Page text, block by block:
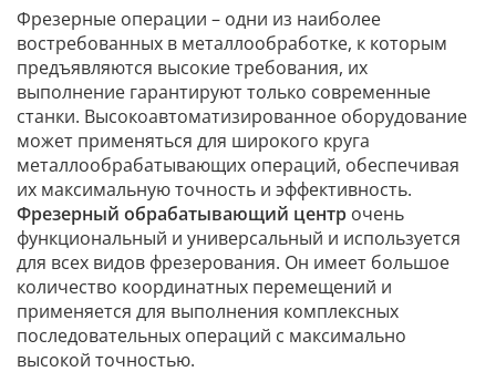
Фрезерные операции – одни из наиболее
востребованных в металлообработке, к которым
предъявляются высокие требования, их
выполнение гарантируют только современные
станки. Высокоавтоматизированное оборудование
может применяться для широкого круга
металлообрабатывающих операций, обеспечивая
их максимальную точность и эффективность.
Фрезерный обрабатывающий центр очень
функциональный и универсальный и используется
для всех видов фрезерования. Он имеет большое
количество координатных перемещений и
применяется для выполнения комплексных
последовательных операций с максимально
высокой точностью.